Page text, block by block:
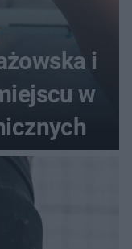
i
w